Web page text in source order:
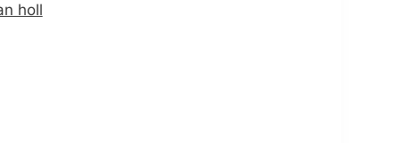
holl